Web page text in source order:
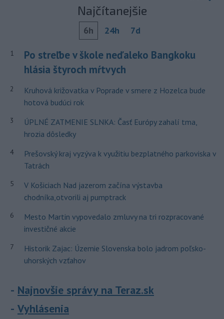
Najčítanejšie
6h 24h 7d
1
Po streľbe v škole neďaleko Bangkoku
hlásia štyroch mŕtvych
2
Kruhová križovatka v Poprade v smere z Hozelca bude
hotová budúci rok
3
ÚPLNÉ ZATMENIE SLNKA: Časť Európy zahalí tma,
hrozia dôsledky
4
Prešovský kraj vyzýva k využitiu bezplatného parkoviska v
Tatrách
5
V Košiciach Nad jazerom začína výstavba
chodníka,otvorili aj pumptrack
6
Mesto Martin vypovedalo zmluvy na tri rozpracované
investičné akcie
7
Historik Zajac: Územie Slovenska bolo jadrom poľsko-
uhorských vzťahov
Najnovšie správy na Teraz.sk
Vyhlásenia